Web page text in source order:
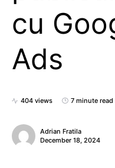
cu
Ads
404 views 7 minute read
Adrian Fratila
December 18, 2024